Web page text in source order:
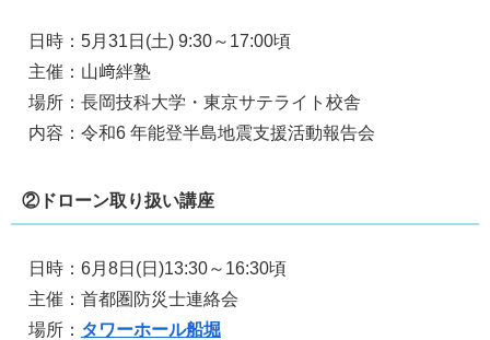
日時：5月31日(土) 9:30～17:00頃
主催：山﨑絆塾
場所：長岡技科大学・東京サテライト校舎
内容：令和6 年能登半島地震支援活動報告会
②ドローン取り扱い講座
日時：6月8日(日)13:30～16:30頃
主催：首都圏防災士連絡会
場所： タワーホール船堀